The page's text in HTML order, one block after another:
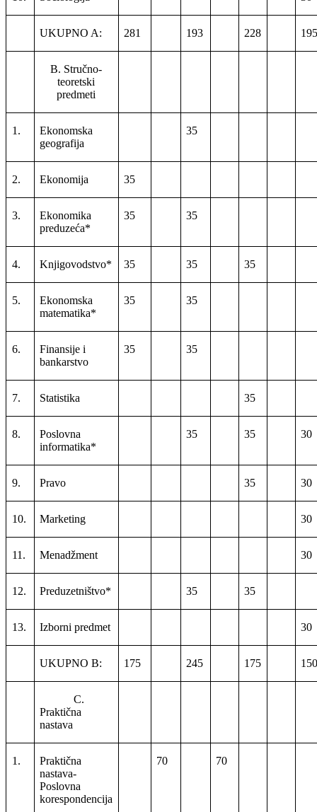
UKUPNO A: 281 193 228
B. Stručno-
teoretski
predmeti
1.
Ekonomska
geografija
35
2. Ekonomija 35
3.
Ekonomika
preduzeća*
35 35
4. Knjigovodstvo* 35 35 35
5.
Ekonomska
matematika*
35 35
6.
Finansije i
bankarstvo
35 35
7. Statistika 35
8.
Poslovna
informatika*
35 35 30
9. Pravo 35 30
10. Marketing 30
11. Menadžment 30
12. Preduzetništvo* 35 35
13. Izborni predmet 30
UKUPNO B: 175 245 175
C.
Praktična
nastava
1.
Praktična
nastava-
Poslovna
korespondencija
70 70